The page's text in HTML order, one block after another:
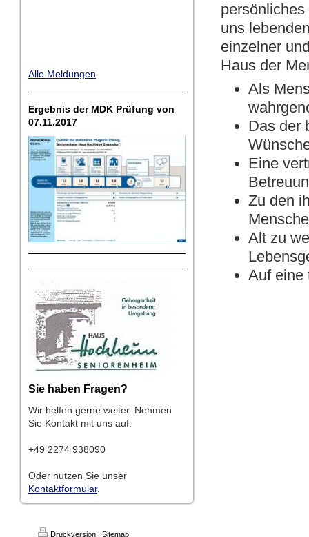
Alle Meldungen
Ergebnis der MDK Prüfung von
07.11.2017
Sie haben Fragen?
Wir helfen gerne weiter. Nehmen
Sie Kontakt mit uns auf:
+49 2274 938090
Oder nutzen Sie unser
Kontaktformular.
uns
einzelner
Haus der
Als
Das der
Eine
Zu den
Alt zu
Auf eine
Druckversion | Sitemap